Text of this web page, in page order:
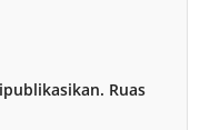
Ruas